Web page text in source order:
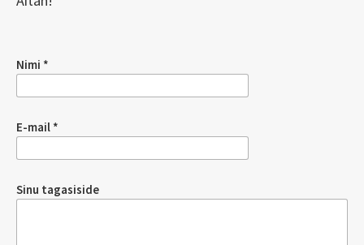
Nimi
E-mail
Sinu tagasiside